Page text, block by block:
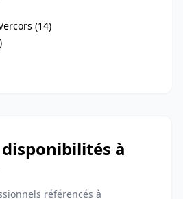
(14)
à
référencés à